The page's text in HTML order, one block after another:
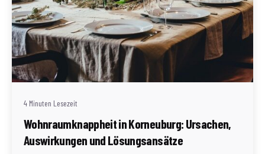
Geschrieben von
Redaktion Immofragen Bezirk: Korneuburg (AT)
4 Minuten Lesezeit
Wohnraumknappheit in Korneuburg: Ursachen,
Auswirkungen und Lösungsansätze